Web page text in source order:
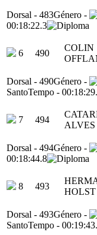
Dorsal - 483Género -
00:18:22.3
6 490
COLIN
Dorsal - 490Género -
SantoTempo -
7 494
ALVES
Dorsal - 494Género -
00:18:44.8
8 493
HOLST
Dorsal - 493Género -
SantoTempo -